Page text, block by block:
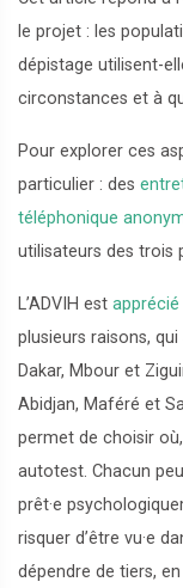
le projet : les
dépistage utilisent-
circonstances et à
Pour explorer ces
particulier : des
téléphonique
utilisateurs des trois
L’ADVIH est
plusieurs raisons,
Dakar, Mbour et
Abidjan, Maféré et
permet de choisir
autotest. Chacun
prêt·e
risquer d’être vu·e
dépendre de tiers,